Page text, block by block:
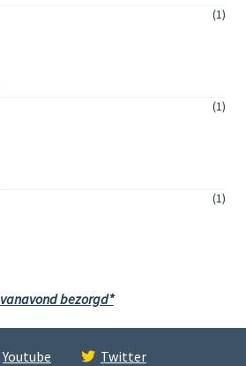
(1)
(1)
(1)
vanavond bezorgd*
Youtube Twitter